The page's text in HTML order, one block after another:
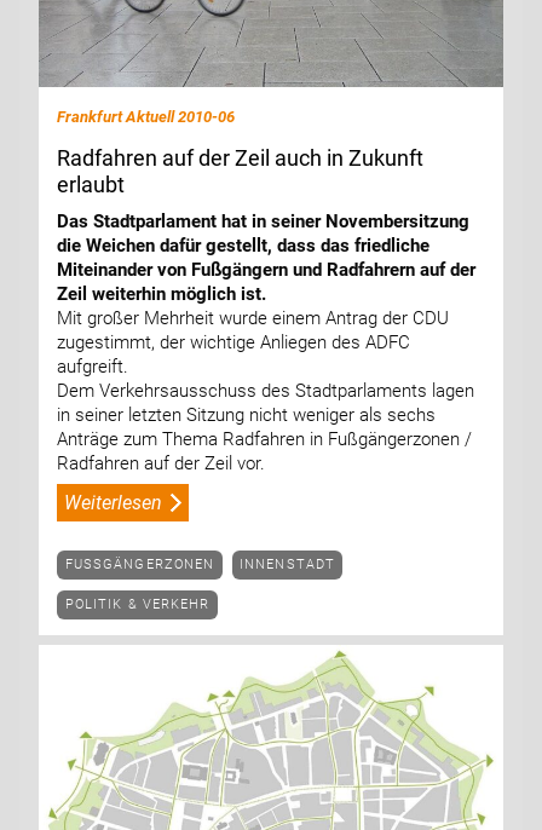
Frankfurt Aktuell 2010-06
Radfahren auf der Zeil auch in Zukunft
erlaubt
Das Stadtparlament hat in seiner Novembersitzung
die Weichen dafür gestellt, dass das friedliche
Miteinander von Fußgängern und Radfahrern auf der
Zeil weiterhin möglich ist.
Mit großer Mehrheit wurde einem Antrag der CDU
zugestimmt, der wichtige Anliegen des ADFC
aufgreift.
Dem Verkehrsausschuss des Stadtparlaments lagen
in seiner letzten Sitzung nicht weniger als sechs
Anträge zum Thema Radfahren in Fußgängerzonen /
Radfahren auf der Zeil vor.
Weiterlesen
FUSSGÄNGERZONEN INNENSTADT
POLITIK & VERKEHR